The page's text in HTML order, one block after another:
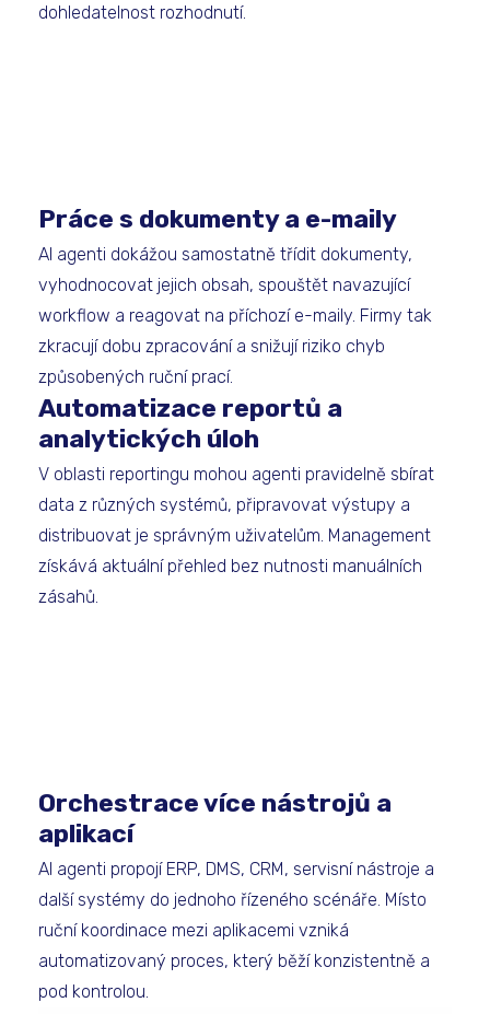
dohledatelnost rozhodnutí.
Práce s dokumenty a e-maily
AI agenti dokážou samostatně třídit dokumenty,
vyhodnocovat jejich obsah, spouštět navazující
workflow a reagovat na příchozí e-maily. Firmy tak
zkracují dobu zpracování a snižují riziko chyb
způsobených ruční prací.
Automatizace reportů a
analytických úloh
V oblasti reportingu mohou agenti pravidelně sbírat
data z různých systémů, připravovat výstupy a
distribuovat je správným uživatelům. Management
získává aktuální přehled bez nutnosti manuálních
zásahů.
Orchestrace více nástrojů a
aplikací
AI agenti propojí ERP, DMS, CRM, servisní nástroje a
další systémy do jednoho řízeného scénáře. Místo
ruční koordinace mezi aplikacemi vzniká
automatizovaný proces, který běží konzistentně a
pod kontrolou.